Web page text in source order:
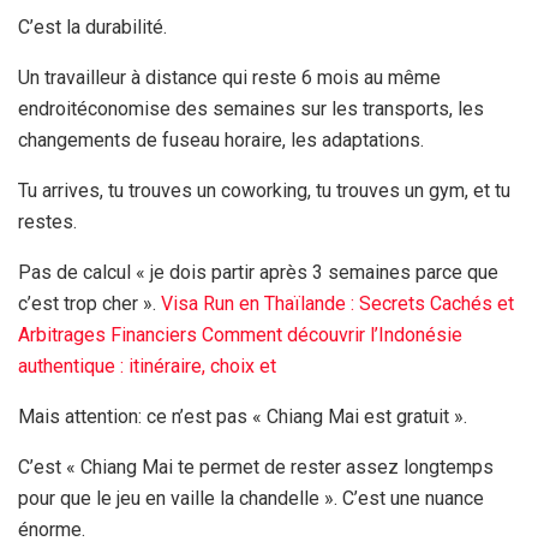
C’est la durabilité.
Un travailleur à distance qui reste 6 mois au même
endroitéconomise des semaines sur les transports, les
changements de fuseau horaire, les adaptations.
Tu arrives, tu trouves un coworking, tu trouves un gym, et tu
restes.
Pas de calcul « je dois partir après 3 semaines parce que
c’est trop cher ». Visa Run en Thaïlande : Secrets Cachés et
Arbitrages Financiers Comment découvrir l’Indonésie
authentique : itinéraire, choix et
Mais attention: ce n’est pas « Chiang Mai est gratuit ».
C’est « Chiang Mai te permet de rester assez longtemps
pour que le jeu en vaille la chandelle ». C’est une nuance
énorme.